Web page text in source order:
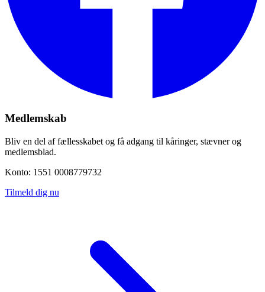
Medlemskab
Bliv en del af fællesskabet og få adgang til kåringer, stævner og
medlemsblad.
Konto: 1551 0008779732
Tilmeld dig nu